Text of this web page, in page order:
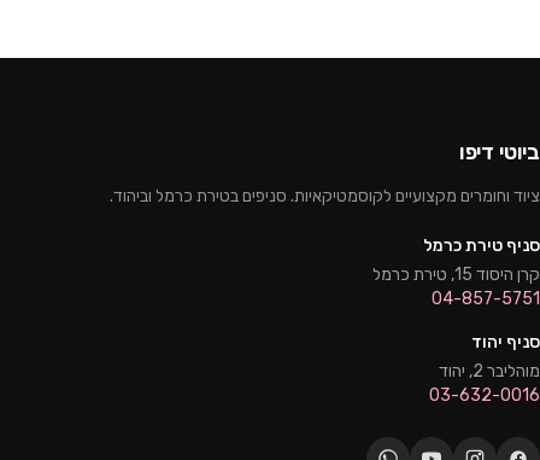
ביוטי דיפו
ציוד וחומרים מקצועיים לקוסמטיקאיות. סניפים בטירת כרמל וביהוד.
סניף טירת כרמל
קרן היסוד 15, טירת כרמל
04-857-5751
סניף יהוד
מוהליבר 2, יהוד
03-632-0016